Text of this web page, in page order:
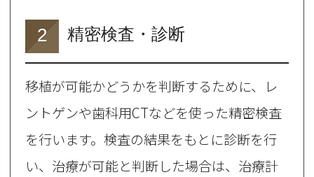
2 精密検査・診断
移植が可能かどうかを判断するために、レ
ントゲンや歯科用CTなどを使った精密検査
を行います。検査の結果をもとに診断を行
い、治療が可能と判断した場合は、治療計